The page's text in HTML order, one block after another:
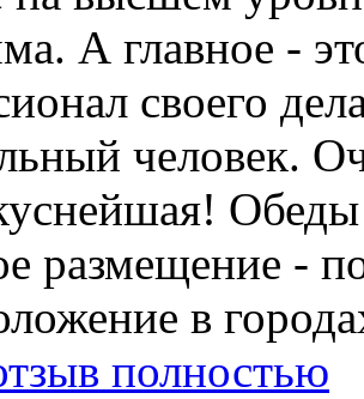
А главное -
своего
человек.
размещение -
в
полностью